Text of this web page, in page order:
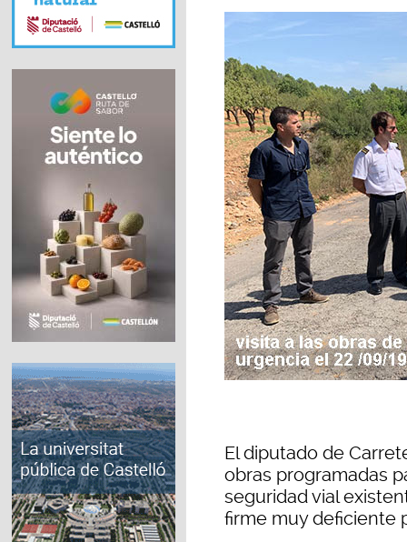
El diputado de
obras programadas
seguridad vial
firme muy deficiente